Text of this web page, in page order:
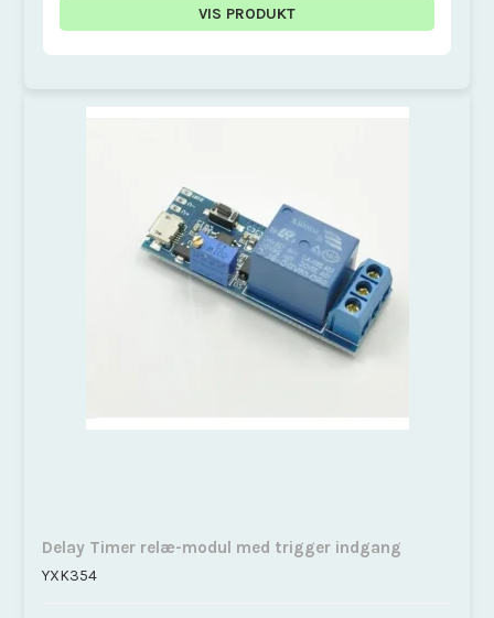
VIS PRODUKT
Delay Timer relæ-modul med trigger indgang
YXK354